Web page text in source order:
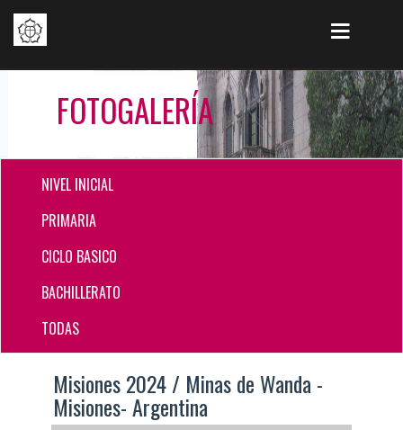
FOTOGALERÍA
NIVEL INICIAL
PRIMARIA
CICLO BASICO
BACHILLERATO
TODAS
Misiones 2024 / Minas de Wanda -
Misiones- Argentina